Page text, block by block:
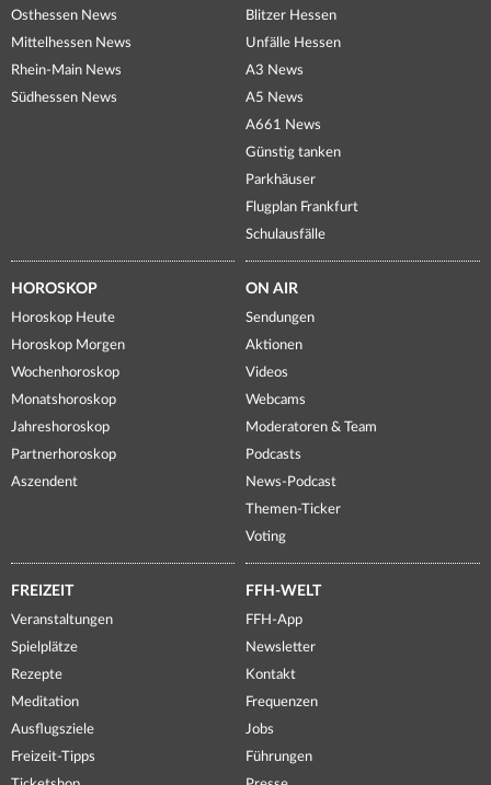
Osthessen News
Mittelhessen News
Rhein-Main News
Südhessen News
Blitzer Hessen
Unfälle Hessen
A3 News
A5 News
A661 News
Günstig tanken
Parkhäuser
Flugplan Frankfurt
Schulausfälle
HOROSKOP
Horoskop Heute
Horoskop Morgen
Wochenhoroskop
Monatshoroskop
Jahreshoroskop
Partnerhoroskop
Aszendent
ON AIR
Sendungen
Aktionen
Videos
Webcams
Moderatoren & Team
Podcasts
News-Podcast
Themen-Ticker
Voting
FREIZEIT
Veranstaltungen
Spielplätze
Rezepte
Meditation
Ausflugsziele
Freizeit-Tipps
FFH-WELT
FFH-App
Newsletter
Kontakt
Frequenzen
Jobs
Führungen